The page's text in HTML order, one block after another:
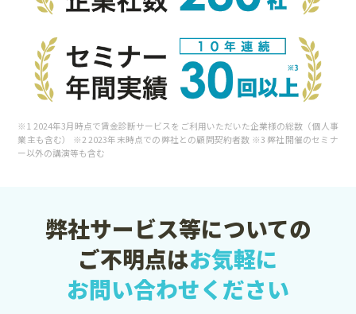
※1 2024年3月時点で賃金診断サービスをご利用いただいた企業様の総数（個人事
業主も含む） ※2 2023年末時点での弊社との顧問契約者数 ※3 弊社開催のセミナ
ー以外の講演等も含む
弊社サービス等についての
ご不明点はお気軽に
お問い合わせください